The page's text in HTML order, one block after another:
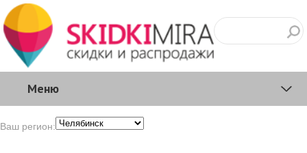
Меню
Ваш регион: